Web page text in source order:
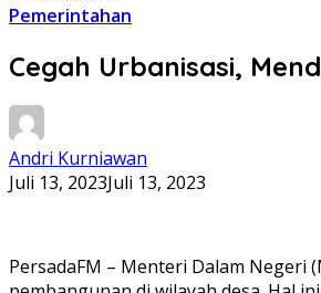
Pemerintahan
Cegah Urbanisasi,
Andri Kurniawan
Juli 13, 2023Juli 13, 2023
PersadaFM – Menteri Dalam Negeri